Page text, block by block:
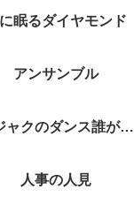
眠るダイヤモンド
アンサンブル
クジャクのダンス誰が見た？
人事の人見